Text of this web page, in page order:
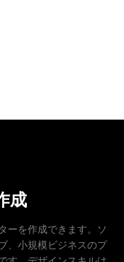
成
ーを作成できます。ソ
、小規模ビジネスのプ